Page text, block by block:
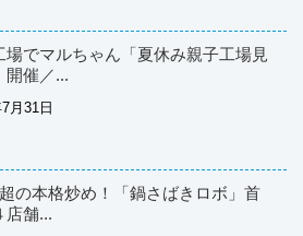
場でマルちゃん「夏休み親子工場見
開催／...
月31日
の本格炒め！「鍋さばきロボ」首
店舗...